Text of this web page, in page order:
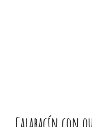
Calabacín con